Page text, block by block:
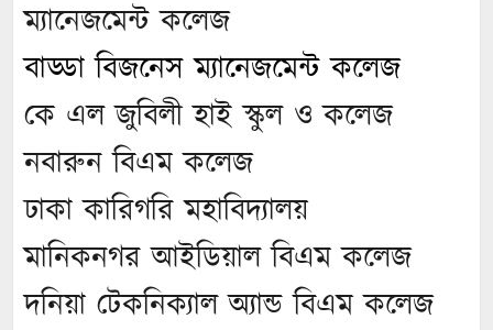
ম্যানেজমেন্ট কলেজ
বাড্ডা বিজনেস ম্যানেজমেন্ট কলেজ
কে এল জুবিলী হাই স্কুল ও কলেজ
নবারুন বিএম কলেজ
ঢাকা কারিগরি মহাবিদ্যালয়
মানিকনগর আইডিয়াল বিএম কলেজ
দনিয়া টেকনিক্যাল অ্যান্ড বিএম কলেজ